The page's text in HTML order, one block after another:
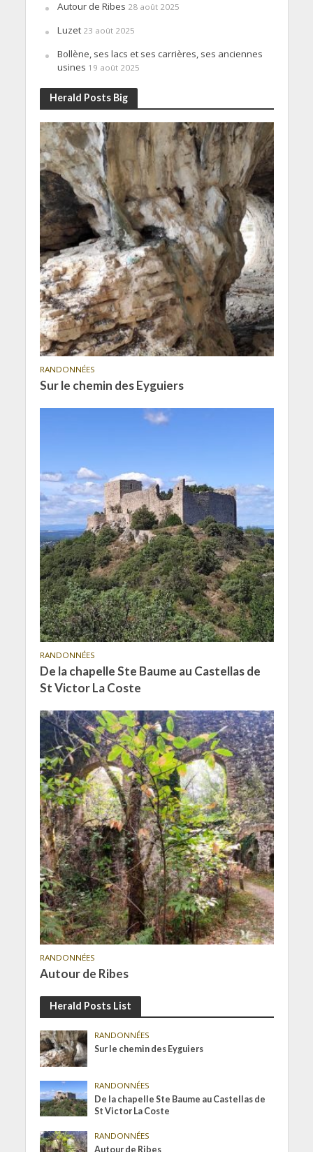
Autour de Ribes 28 août 2025
Luzet 23 août 2025
Bollène, ses lacs et ses carrières, ses anciennes
usines 19 août 2025
Herald Posts Big
RANDONNÉES
Sur le chemin des Eyguiers
RANDONNÉES
De la chapelle Ste Baume au Castellas de
St Victor La Coste
RANDONNÉES
Autour de Ribes
Herald Posts List
RANDONNÉES
Sur le chemin des Eyguiers
RANDONNÉES
De la chapelle Ste Baume au Castellas de
St Victor La Coste
RANDONNÉES
Autour de Ribes